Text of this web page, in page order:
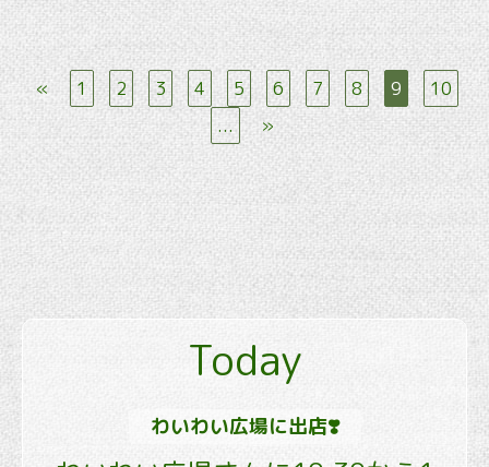
« 1 2 3 4 5 6 7 8 9
10
...
»
Today
わいわい広場に出店❣️